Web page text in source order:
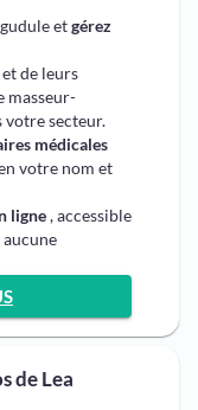
etgérez
de leurs
masseur-
votre secteur.
médicales
votre nom et
ligne, accessible
de Lea